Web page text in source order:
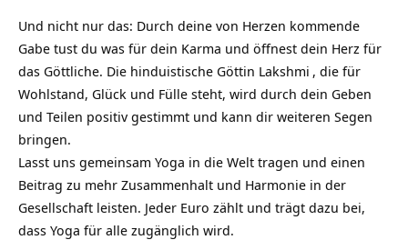
Und nicht nur das: Durch deine von Herzen kommende
Gabe tust du was für dein Karma und öffnest dein Herz für
das Göttliche. Die hinduistische Göttin Lakshmi , die für
Wohlstand, Glück und Fülle steht, wird durch dein Geben
und Teilen positiv gestimmt und kann dir weiteren Segen
bringen.
Lasst uns gemeinsam Yoga in die Welt tragen und einen
Beitrag zu mehr Zusammenhalt und Harmonie in der
Gesellschaft leisten. Jeder Euro zählt und trägt dazu bei,
dass Yoga für alle zugänglich wird.